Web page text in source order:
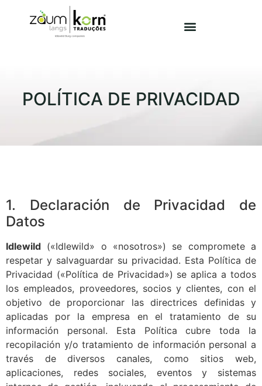
POLÍTICA DE PRIVACIDAD
1. Declaración de Privacidad de
Datos
Idlewild («Idlewild» o «nosotros») se compromete a
respetar y salvaguardar su privacidad. Esta Política de
Privacidad («Política de Privacidad») se aplica a todos
los empleados, proveedores, socios y clientes, con el
objetivo de proporcionar las directrices definidas y
aplicadas por la empresa en el tratamiento de su
información personal. Esta Política cubre toda la
recopilación y/o tratamiento de información personal a
través de diversos canales, como sitios web,
aplicaciones, redes sociales, eventos y sistemas